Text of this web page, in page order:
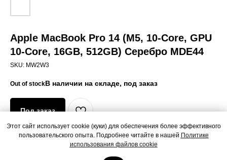
Этот сайт использует cookie (куки) для обеспечения более эффективного
пользовательского опыта. Подробнее читайте в нашей Политике
использования файлов cookie
Apple MacBook Pro 14 (M5, 10-Core, GPU
10-Core, 16GB, 512GB) Серебро MDE44
SKU: MW2W3
Out of stock
Под заказ
Apple MacBook Pro 14 (M5, 10-Core, GPU 10-Core, 16GB, 512GB)